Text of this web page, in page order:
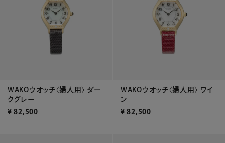
WAKOウオッチ〈婦人用〉 ダー
クグレー
¥ 82,500
WAKOウオッチ〈婦人用〉 ワイ
ン
¥ 82,500